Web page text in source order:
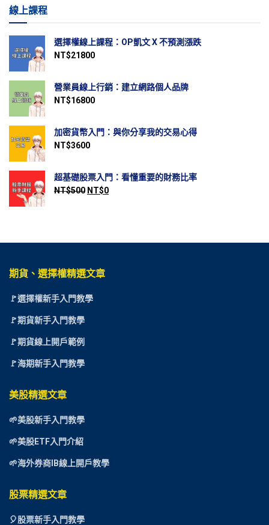
線上課程
選擇權線上課程：OP凱文 X 不預測漲跌
NT$21800
營業員線上行銷：建立網路個人品牌
NT$16800
加密貨幣入門：與你分享我的交易心得
NT$3600
超基礎股票入門：看懂重要的財務比率
NT$500 NT$0
期貨、選擇權精選文章
🚩選擇權新手入門教學
🚩期貨新手入門教學
🚩期貨線上開戶範例
🚩海期新手入門教學
美股精選文章
🌱美股新手入門教學
🌱美股ETF入門介紹
🌱海外券商IB線上開戶教學
股票精選文章
🎈股票新手入門教學